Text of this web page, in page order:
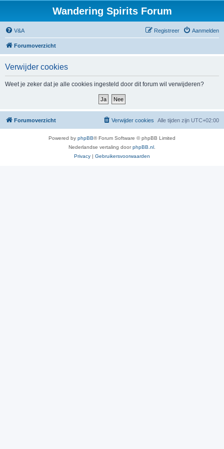
Wandering Spirits Forum
V&A Aanmelden
Registreer
Forumoverzicht
Verwijder cookies
Weet je zeker dat je alle cookies ingesteld door dit forum wil verwijderen?
Forumoverzicht Alle tijden zijn UTC+02:00
Verwijder cookies
Powered by phpBB® Forum Software © phpBB Limited
Nederlandse vertaling doorphpBB.nl
Privacy | Gebruikersvoorwaarden